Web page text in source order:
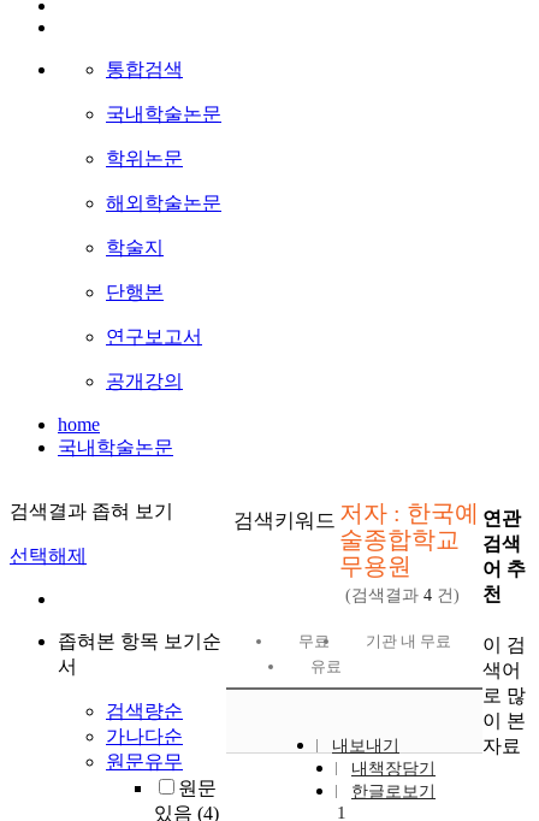
통합검색
국내학술논문
학위논문
해외학술논문
학술지
단행본
연구보고서
공개강의
home
국내학술논문
검색결과 좁혀 보기
선택해제
좁혀본 항목 보기순
서
검색량순
가나다순
원문유무
원문
있음 (4)
검색키워드 저자 : 한국예
술종합학교
무용원
(검색결과 4 건)
무료
기관 내 무료
유료
내보내기
내책장담기
한글로보기
1
연관
검색
어 추
천
이 검
색어
로 많
이 본
자료